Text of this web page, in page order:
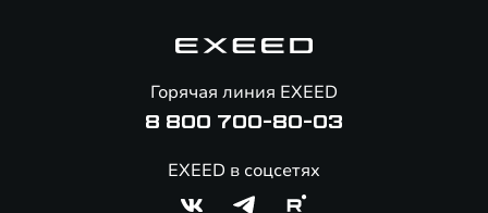
Помощь на дорогах
Горячая линия EXEED
8 800 700-80-03
EXEED в соцсетях